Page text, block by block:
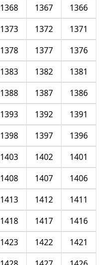
1366
1367
1368
1371
1372
1373
1376
1377
1378
1381
1382
1383
1386
1387
1388
1391
1392
1393
1396
1397
1398
1401
1402
1403
1406
1407
1408
1411
1412
1413
1416
1417
1418
1421
1422
1423